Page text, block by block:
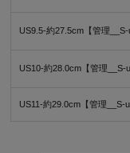
US9.5-約27.5cm【管理__S-
US10-約28.0cm【管理__S-
US11-約29.0cm【管理__S-